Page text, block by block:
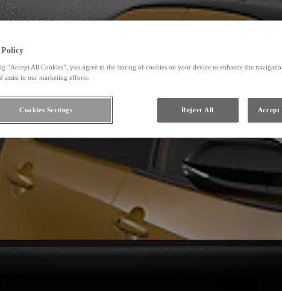
“Accept All Cookies”, you agree to the storing of cookies on your device to enhance site
assist in our marketing efforts.
Reject All Accept
Cookies Settings